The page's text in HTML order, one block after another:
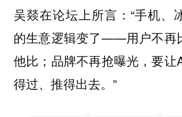
吴燚在论坛上所言：“手机、
的生意逻辑变了——用户不再
他比；品牌不再抢曝光，要让
得过、推得出去。”